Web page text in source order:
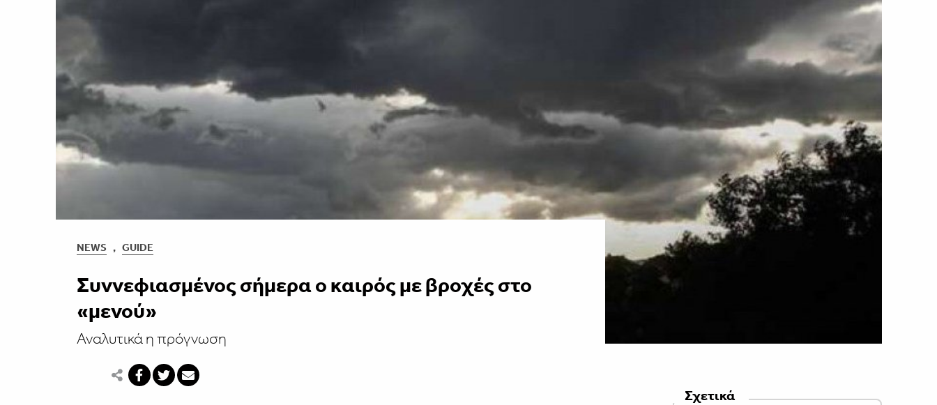
NEWS , GUIDE
Συννεφιασμένος σήμερα ο καιρός με βροχές στο
«μενού»
Αναλυτικά η πρόγνωση
Σχετικά